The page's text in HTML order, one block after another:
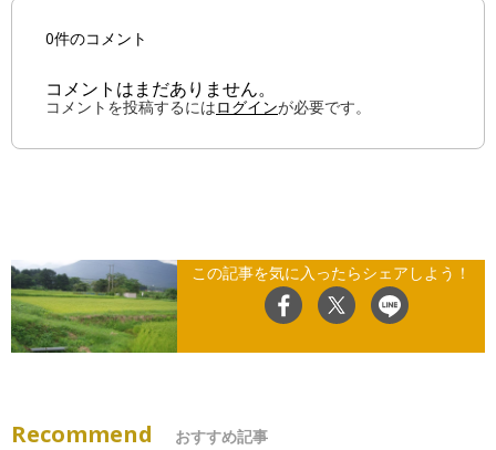
0件のコメント
コメントはまだありません。
コメントを投稿するにはログインが必要です。
この記事を気に入ったらシェアしよう！
Recommend おすすめ記事